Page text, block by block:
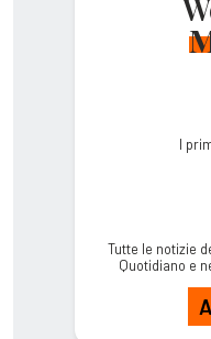
I
Tutte le notizie
Quotidiano e